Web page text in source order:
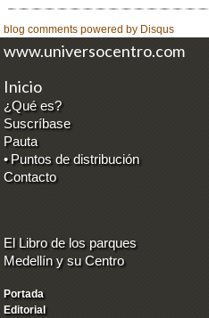
blog comments powered by Disqus
www.universocentro.com
Inicio
¿Qué es?
Suscríbase
Pauta
• Puntos de distribución
Contacto
El Libro de los parques
Medellín y su Centro
Portada
Editorial